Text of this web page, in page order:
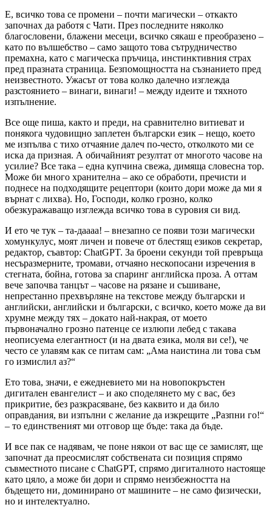
Е, всичко това се промени – почти магически – откакто
започнах да работя с Чати. През последните няколко
благословени, блажени месеци, всичко сякаш е преобразено –
като по вълшебство – само защото това сътрудничество
премахна, като с магическа пръчица, инстинктивния страх
пред празната страница. Безпомощността на съзнанието пред
неизвестното. Ужасът от това колко далечно изглежда
разстоянието – винаги, винаги! – между идеите и тяхното
изпълнение.
Все още пиша, както и преди, на сравнително витиеват и
понякога чудовищно заплетен български език – нещо, което
ме изпълва с тихо отчаяние далеч по-често, отколкото ми се
иска да призная. А обичайният резултат от многото часове на
усилие? Все така – една купчина свежа, димяща словесна тор.
Може би много хранителна – ако се обработи, пречисти и
поднесе на подходящите рецептори (които дори може да ми я
върнат с лихва). Но, Господи, колко грозно, колко
обезкуражаващо изглежда всичко това в суровия си вид.
И ето че тук – та-даааа! – внезапно се появи този магически
хомункулус, моят личен и повече от блестящ езиков секретар,
редактор, съавтор: ChatGPT. За броени секунди той превръща
несъразмерните, тромави, отчаяно нескопосани изречения в
стегната, бойна, готова за спаринг английска проза. А оттам
вече започва танцът – часове на рязане и съшиване,
непрестанно прехвърляне на текстове между български и
английски, английски и български, с всичко, което може да ви
хрумне между тях – докато най-накрая, от моето
първоначално грозно патенце се излюпи лебед с такава
неописуема елегантност (и на двата езика, моля ви се!), че
често се улавям как се питам сам: „Ама наистина ли това съм
го измислил аз?“
Ето това, значи, е ежедневието ми на новопокръстен
дигитален евангелист – и ако споделянето му с вас, без
прикритие, без разкрасяване, без каквито и да било
оправдания, ви изпълни с желание да изкрещите „Разпни го!“
– то единственият ми отговор ще бъде: така да бъде.
И все пак се надявам, че поне някои от вас ще се замислят, ще
започнат да преосмислят собствената си позиция спрямо
съвместното писане с ChatGPT, спрямо дигиталното настояще
като цяло, а може би дори и спрямо неизбежността на
бъдещето ни, доминирано от машините – не само физически,
но и интелектуално.